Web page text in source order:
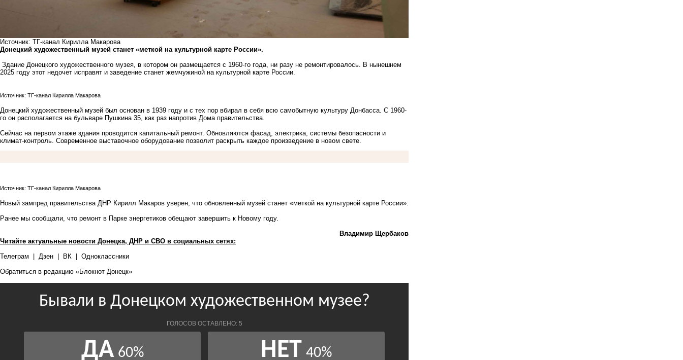
Источник: ТГ-канал Кирилла Макарова
Донецкий художественный музей станет «меткой на культурной карте России».
Здание Донецкого художественного музея, в котором он размещается с 1960-го года, ни разу не ремонтировалось. В нынешнем
2025 году этот недочет исправят и заведение станет жемчужиной на культурной карте России.
Источник: ТГ-канал Кирилла Макарова
Донецкий художественный музей был основан в 1939 году и с тех пор вбирал в себя всю самобытную культуру Донбасса. С 1960-
го он располагается на бульваре Пушкина 35, как раз напротив Дома правительства.
Сейчас на первом этаже здания проводится капитальный ремонт. Обновляются фасад, электрика, системы безопасности и
климат-контроль. Современное выставочное оборудование позволит раскрыть каждое произведение в новом свете.
Источник: ТГ-канал Кирилла Макарова
Новый зампред правительства ДНР Кирилл Макаров уверен, что обновленный музей станет «меткой на культурной карте России».
Ранее мы сообщали, что ремонт в Парке энергетиков обещают завершить к Новому году.
Владимир Щербаков
Читайте актуальные новости Донецка, ДНР и СВО в социальных сетях:
Телеграм
Дзен ВК
Одноклассники
Обратиться в редакцию «Блокнот Донецк»